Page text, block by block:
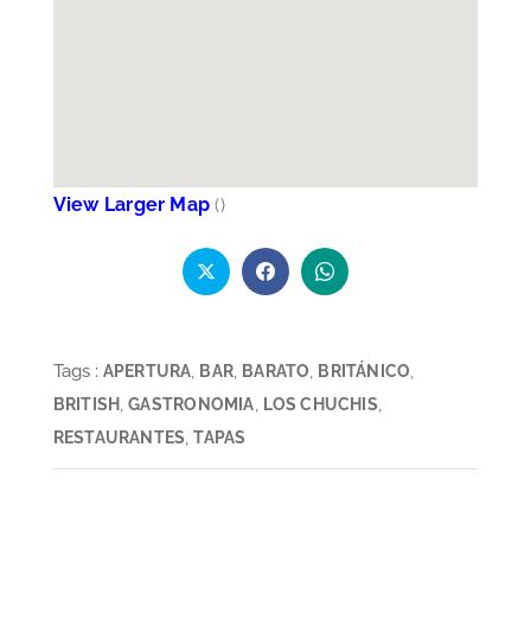
View Larger Map ()
Tags : APERTURA, BAR, BARATO, BRITÁNICO,
BRITISH,GASTRONOMIA, LOS CHUCHIS,
RESTAURANTES,TAPAS